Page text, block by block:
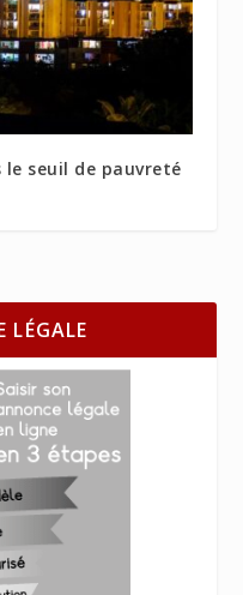
le seuil de pauvreté
LÉGALE